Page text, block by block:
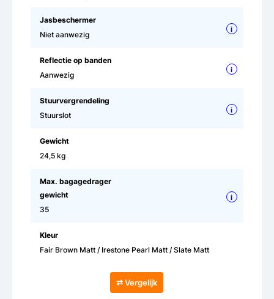
Jasbeschermer
Niet aanwezig
i
Reflectie op banden
Aanwezig
i
Stuurvergrendeling
Stuurslot
i
Gewicht
24,5 kg
Max. bagagedrager
gewicht
35
i
Kleur
Fair Brown Matt / Irestone Pearl Matt / Slate Matt
⇄ Vergelijk